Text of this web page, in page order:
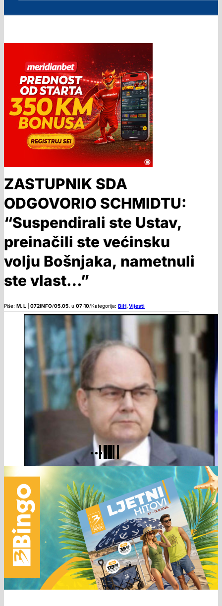
ZASTUPNIK SDA
ODGOVORIO SCHMIDTU:
“Suspendirali ste Ustav,
preinačili ste većinsku
volju Bošnjaka, nametnuli
ste vlast…”
Piše: M. L | 072INFO/05.05. u 07:10/Kategorija: BiH,Vijesti